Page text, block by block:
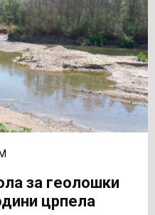
за геолошки
црпела